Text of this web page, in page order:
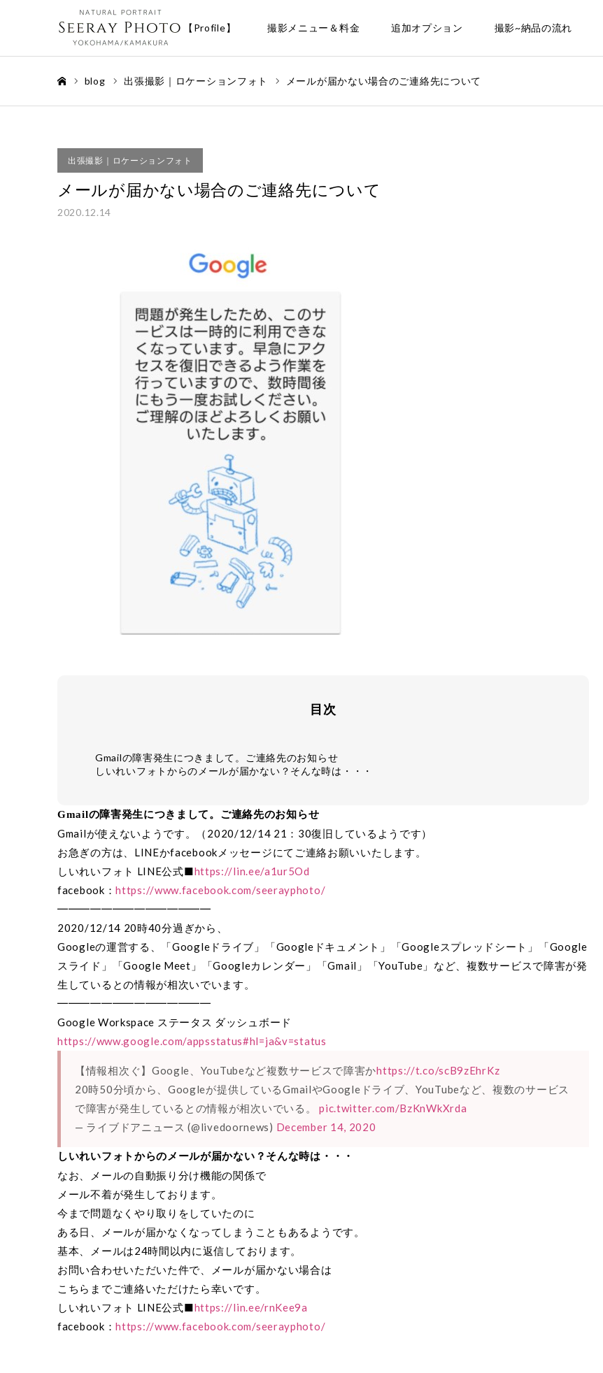
【Profile】 撮影メニュー＆料金 追加オプション 撮影~納品の流れ
blog 出張撮影｜ロケーションフォト メールが届かない場合のご連絡先について
出張撮影｜ロケーションフォト
メールが届かない場合のご連絡先について
2020.12.14
目次
Gmailの障害発生につきまして。ご連絡先のお知らせ
しいれいフォトからのメールが届かない？そんな時は・・・
Gmailの障害発生につきまして。ご連絡先のお知らせ
Gmailが使えないようです。（2020/12/14 21：30復旧しているようです）
お急ぎの方は、LINEかfacebookメッセージにてご連絡お願いいたします。
しいれいフォト LINE公式■https://lin.ee/a1ur5Od
facebook：https://www.facebook.com/seerayphoto/
━━━━━━━━━━━━━━
2020/12/14 20時40分過ぎから、
Googleの運営する、「Googleドライブ」「Googleドキュメント」「Googleスプレッドシート」「Google
スライド」「Google Meet」「Googleカレンダー」「Gmail」「YouTube」など、複数サービスで障害が発
生しているとの情報が相次いでいます。
━━━━━━━━━━━━━━
Google Workspace ステータス ダッシュボード
https://www.google.com/appsstatus#hl=ja&v=status
【情報相次ぐ】Google、YouTubeなど複数サービスで障害かhttps://t.co/scB9zEhrKz
20時50分頃から、Googleが提供しているGmailやGoogleドライブ、YouTubeなど、複数のサービス
で障害が発生しているとの情報が相次いでいる。pic.twitter.com/BzKnWkXrda
— ライブドアニュース (@livedoornews) December 14, 2020
しいれいフォトからのメールが届かない？そんな時は・・・
なお、メールの自動振り分け機能の関係で
メール不着が発生しております。
今まで問題なくやり取りをしていたのに
ある日、メールが届かなくなってしまうこともあるようです。
基本、メールは24時間以内に返信しております。
お問い合わせいただいた件で、メールが届かない場合は
こちらまでご連絡いただけたら幸いです。
しいれいフォト LINE公式■https://lin.ee/rnKee9a
facebook：https://www.facebook.com/seerayphoto/